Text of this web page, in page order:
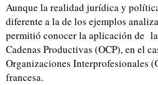
Aunque la realidad jurídica y
diferente a la de los ejemplos
permitió conocer la aplicación de
Cadenas Productivas (OCP), en el
Organizaciones Interprofesionales
francesa.